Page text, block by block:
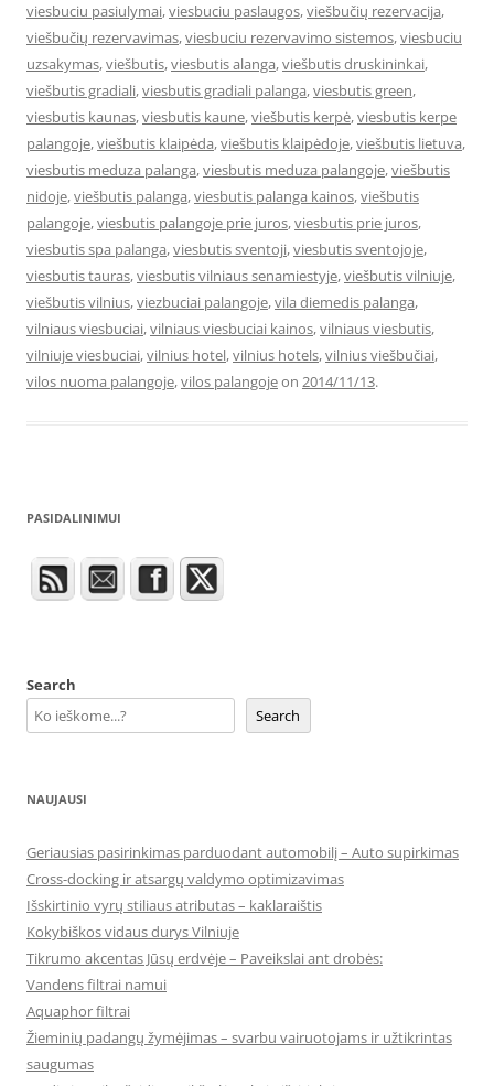
viesbuciu pasiulymai,viesbuciu paslaugos,viešbučių rezervacija,
viešbučių rezervavimas,viesbuciu rezervavimo sistemos,viesbuciu
uzsakymas,viešbutis,viesbutis alanga,viešbutis druskininkai,
viešbutis gradiali,viesbutis gradiali palanga,viesbutis green,
viesbutis kaunas,viesbutis kaune,viešbutis kerpė,viesbutis kerpe
palangoje,viešbutis klaipėda,viešbutis klaipėdoje,viešbutis lietuva,
viesbutis meduza palanga,viesbutis meduza palangoje,viešbutis
nidoje,viešbutis palanga,viesbutis palanga kainos,viešbutis
palangoje,viesbutis palangoje prie juros,viesbutis prie juros,
viesbutis spa palanga,viesbutis sventoji,viesbutis sventojoje,
viesbutis tauras,viesbutis vilniaus senamiestyje,viešbutis vilniuje,
viešbutis vilnius,viezbuciai palangoje,vila diemedis palanga,
vilniaus viesbuciai,vilniaus viesbuciai kainos,vilniaus viesbutis,
vilniuje viesbuciai,vilnius hotel,vilnius hotels,vilnius viešbučiai,
vilos nuoma palangoje,vilos palangojeon 2014/11/13.
PASIDALINIMUI
Search
Search
NAUJAUSI
Geriausias pasirinkimas parduodant automobilį – Auto supirkimas
Cross-docking ir atsargų valdymo optimizavimas
Išskirtinio vyrų stiliaus atributas – kaklaraištis
Kokybiškos vidaus durys Vilniuje
Tikrumo akcentas Jūsų erdvėje – Paveikslai ant drobės:
Vandens filtrai namui
Aquaphor filtrai
Žieminių padangų žymėjimas – svarbu vairuotojams ir užtikrintas
saugumas